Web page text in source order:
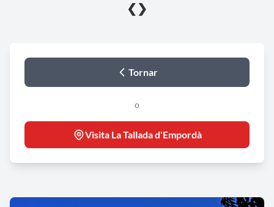
❮ ❯
Tornar
o
Visita La Tallada d'Empordà